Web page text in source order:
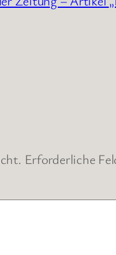
Erforderliche